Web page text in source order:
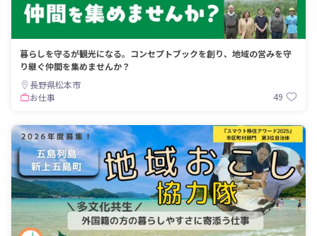
暮らしを守るが観光になる。コンセプトブックを創り、地域の営みを守
り継ぐ仲間を集めませんか？
長野県松本市
お仕事
49